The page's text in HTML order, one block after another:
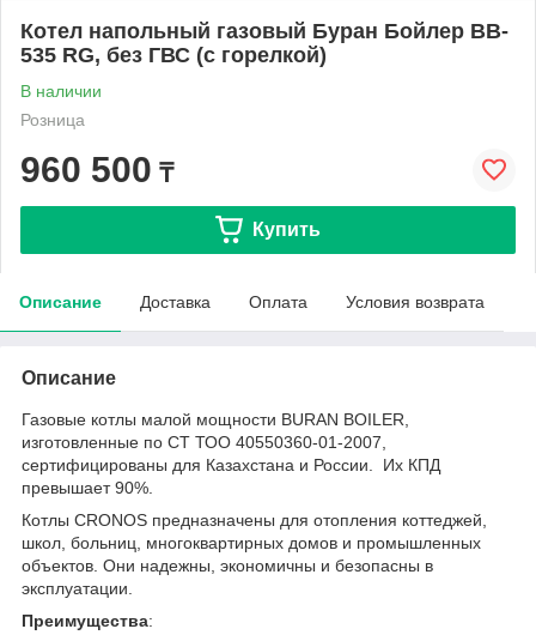
Котел напольный газовый Буран Бойлер BB-
535 RG, без ГВС (с горелкой)
В наличии
Розница
960 500 ₸
Купить
Описание Доставка Оплата Условия возврата
Описание
Газовые котлы малой мощности BURAN BOILER,
изготовленные по СТ ТОО 40550360-01-2007,
сертифицированы для Казахстана и России. Их КПД
превышает 90%.
Котлы CRONOS предназначены для отопления коттеджей,
школ, больниц, многоквартирных домов и промышленных
объектов. Они надежны, экономичны и безопасны в
эксплуатации.
Преимущества: